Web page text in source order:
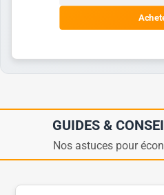
GUIDES &
Nos astuces pour